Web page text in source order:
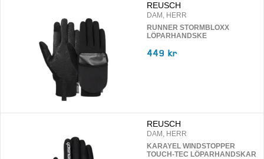
REUSCH
DAM, HERR
RUNNER STORMBLOXX
LÖPARHANDSKE
449 kr
REUSCH
DAM, HERR
KARAYEL WINDSTOPPER
TOUCH-TEC LÖPARHANDSKAR